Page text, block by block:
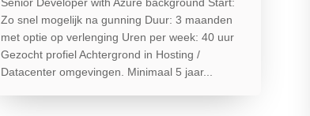
Senior Developer with Azure background Start:
Zo snel mogelijk na gunning Duur: 3 maanden
met optie op verlenging Uren per week: 40 uur
Gezocht profiel Achtergrond in Hosting /
Datacenter omgevingen. Minimaal 5 jaar...